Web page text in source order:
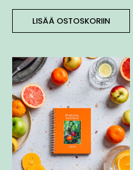
LISÄÄ OSTOSKORIIN